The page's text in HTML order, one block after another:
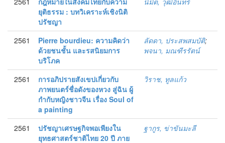
ยุติธรรม : บทวิเคราะห์เชิงนิติ
ปรัชญา
2561
Pierre bourdieu: ความคิดว่า
ด้วยชนชั้น และรสนิยมการ
บริโภค
ลัดดา, ประสพสมบัติ;
พจนา, มณฑีรรัตน์
2561
การอภิปรายสังเขปเกี่ยวกับ
ภาพยนตร์ชื่อดังของหวง สู่ฉิน ผู้
กำกับหญิงชาวจีน เรื่อง Soul of
a painting
วิราช, ทูลแก้ว
2561
ปรัชญาเศรษฐกิจพอเพียงใน
ยุทธศาสตร์ชาติไทย 20 ปี ภาย
ฐากูร, ข่าขันมะลี